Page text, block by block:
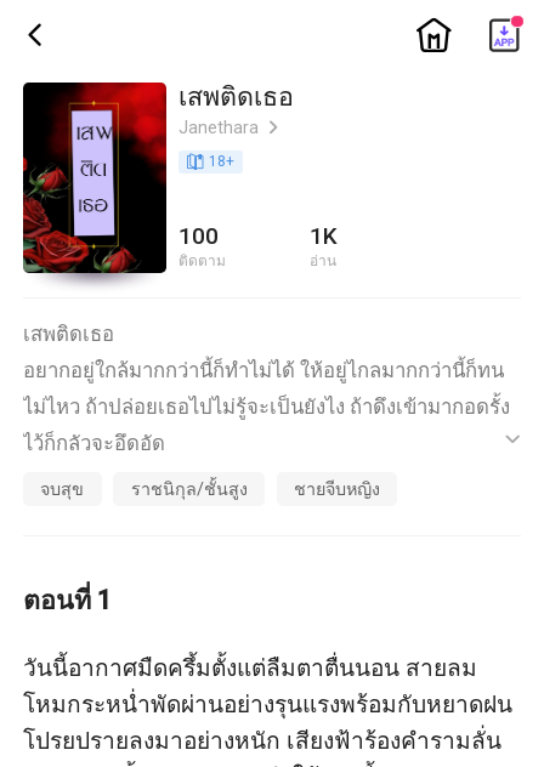
ic_back ic_home
เสพติดเธอ
Janethara ic_arrow_right
book_age 18+
100
ติดตาม
1K
อ่าน
เสพติดเธอ
อยากอยู่ใกล้มากกว่านี้ก็ทำไม่ได้ ให้อยู่ไกลมากกว่านี้ก็ทน
ไม่ไหว ถ้าปล่อยเธอไปไม่รู้จะเป็นยังไง ถ้าดึงเข้ามากอดรั้ง
ไว้ก็กลัวจะอึดอัด
ชีวิตยืนยาวจะความสุขได้ไงถ้าไร้เธอ!
( แวมไพร์ และ เด็กน้อย )
ic_default
จบสุข ราชนิกุล/ชั้นสูง ชายจีบหญิง
ตอนที่ 1
วันนี้อากาศมืดครึ้มตั้งแต่ลืมตาตื่นนอน สายลม
โหมกระหน่ำพัดผ่านอย่างรุนแรงพร้อมกับหยาดฝน
โปรยปรายลงมาอย่างหนัก เสียงฟ้าร้องคำรามลั่น